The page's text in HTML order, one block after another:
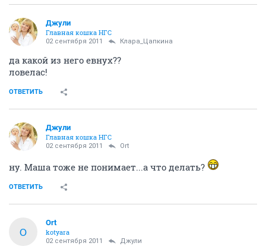
Джули
Главная кошка НГС
02 сентября 2011 Клара_Цапкина
да какой из него евнух??
ловелас!
ОТВЕТИТЬ
Джули
Главная кошка НГС
02 сентября 2011 Ort
ну. Маша тоже не понимает...а что делать?
ОТВЕТИТЬ
O
Ort
kotyara
02 сентября 2011 Джули